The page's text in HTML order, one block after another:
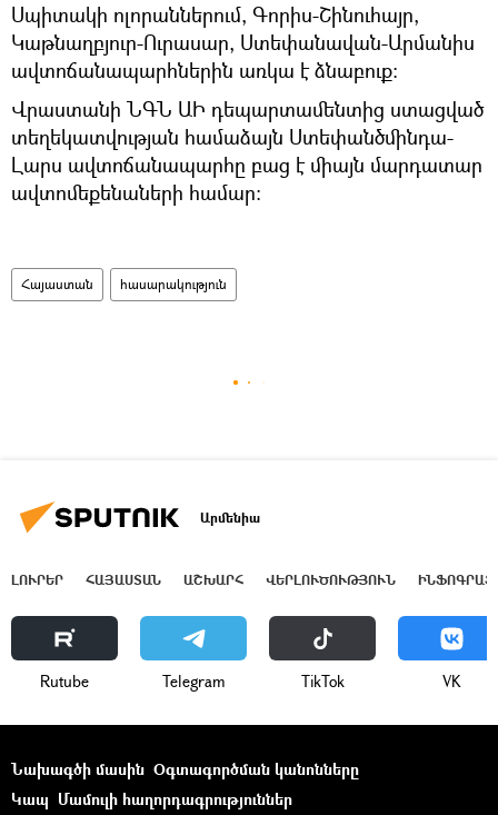
Սպիտակի ոլորաններում, Գորիս-Շինուհայր,
Կաթնաղբյուր-Ուրասար, Ստեփանավան-Արմանիս
ավտոճանապարհներին առկա է ձնաբուք:
Վրաստանի ՆԳՆ ԱԻ դեպարտամենտից ստացված
տեղեկատվության համաձայն Ստեփանծմինդա-
Լարս ավտոճանապարհը բաց է միայն մարդատար
ավտոմեքենաների համար:
Հայաստան հասարակություն
Արմենիա
ԼՈՒՐԵՐ ՀԱՅԱՍՏԱՆ ԱՇԽԱՐՀ ՎԵՐԼՈՒԾՈՒԹՅՈՒՆ
Rutube Telegram ТikТоk VK
Նախագծի մասին Օգտագործման կանոնները
Կապ Մամուլի հաղորդագրություններ